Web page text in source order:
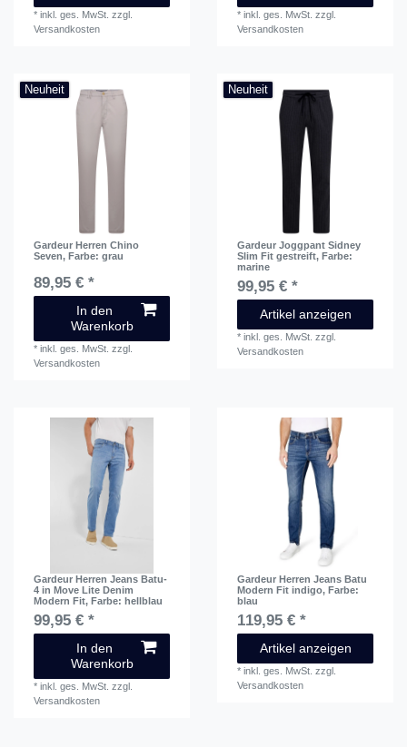
*inkl. ges. MwSt. zzgl.
Versandkosten
*inkl. ges. MwSt. zzgl.
Versandkosten
Neuheit
Gardeur Herren Chino
Seven, Farbe: grau
89,95 € *
In den
Warenkorb
*inkl. ges. MwSt. zzgl.
Versandkosten
Neuheit
Gardeur Joggpant Sidney
Slim Fit gestreift, Farbe:
marine
99,95 € *
Artikel anzeigen
*inkl. ges. MwSt. zzgl.
Versandkosten
Gardeur Herren Jeans Batu-
4 in Move Lite Denim
Modern Fit, Farbe: hellblau
99,95 € *
In den
Warenkorb
*inkl. ges. MwSt. zzgl.
Versandkosten
Gardeur Herren Jeans Batu
Modern Fit indigo, Farbe:
blau
119,95 € *
Artikel anzeigen
*inkl. ges. MwSt. zzgl.
Versandkosten